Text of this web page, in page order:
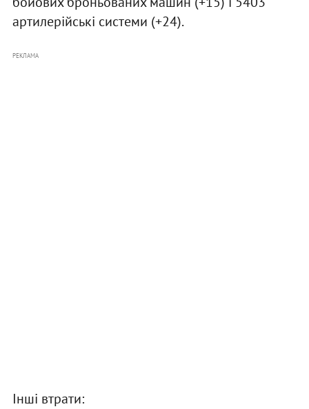
артилерійські системи (+24).
РЕКЛАМА
Інші втрати: